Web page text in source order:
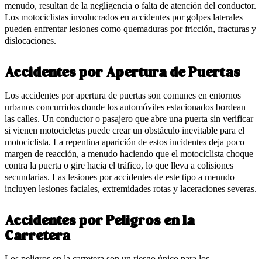
menudo, resultan de la negligencia o falta de atención del conductor.
Los motociclistas involucrados en accidentes por golpes laterales
pueden enfrentar lesiones como quemaduras por fricción, fracturas y
dislocaciones.
Accidentes por Apertura de Puertas
Los accidentes por apertura de puertas son comunes en entornos
urbanos concurridos donde los automóviles estacionados bordean
las calles. Un conductor o pasajero que abre una puerta sin verificar
si vienen motocicletas puede crear un obstáculo inevitable para el
motociclista. La repentina aparición de estos incidentes deja poco
margen de reacción, a menudo haciendo que el motociclista choque
contra la puerta o gire hacia el tráfico, lo que lleva a colisiones
secundarias. Las lesiones por accidentes de este tipo a menudo
incluyen lesiones faciales, extremidades rotas y laceraciones severas.
Accidentes por Peligros en la
Carretera